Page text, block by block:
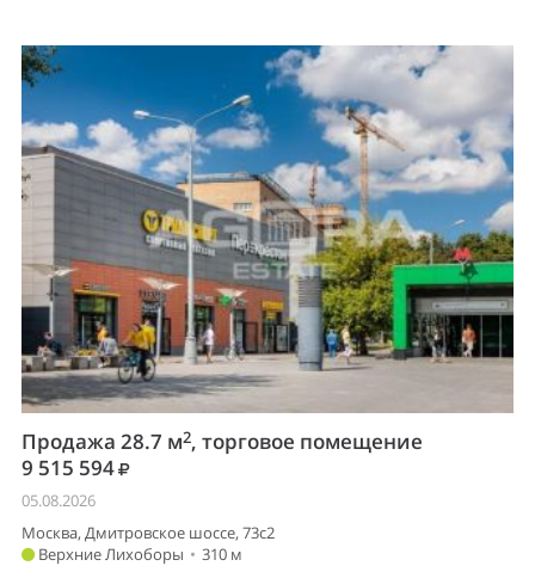
Продажа 28.7 м2, торговое помещение
9 515 594
05.08.2026
Москва, Дмитровское шоссе, 73с2
Верхние Лихоборы • 310 м